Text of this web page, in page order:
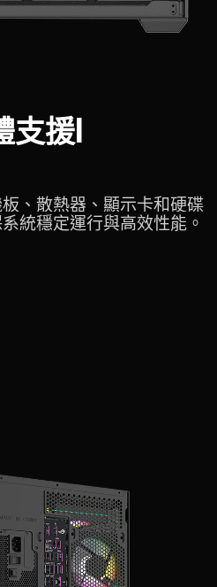
支援I
、散熱器、顯示卡和硬碟
統穩定運行與高效性能。